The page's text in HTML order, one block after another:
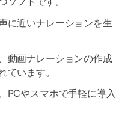
に近いナレーションを生
動画ナレーションの作成
ています。
PCやスマホで手軽に導入